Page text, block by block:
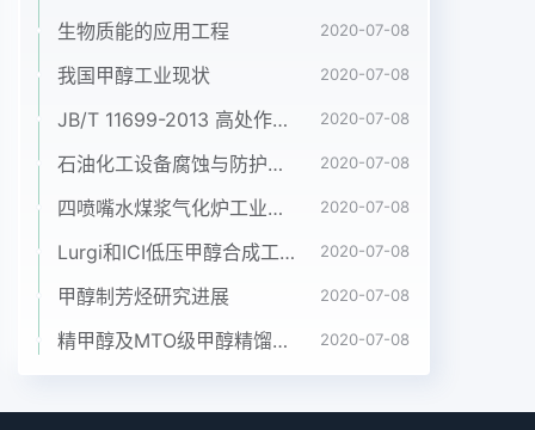
爽](.上接第188页)分析;不利于提高学生发现问题和
解决问题的能力。会效 益充分展现出来了。但在取
得教学效果的同时也存在着-些问随着科学技术的突
飞猛进,各种新型材料也在不断应用于土木杠题:实验
室开放后 ,实验室的管理复杂化;实验室老师和指导老
师的工程中。所以,在原来基本教学实验的基础上，
量短缺,相关政策需要不断的完善等这都需验内容,如:
废弃混凝土的再生利用各种添加剂对混凝土性质的影
挥其作用。获响,各种不同胶凝材料混凝土性质的对
学生自由组合(可不分专业不分年级)实验课[参考文
生物质能的应用工程 2020-07-08
我国甲醇工业现状 2020-07-08
JB/T 11699-2013 高处作业吊篮安装、拆卸、使用技术规程 2020-07-08
石油化工设备腐蚀与防护参考书十本免费下载，绝版珍藏 2020-07-08
四喷嘴水煤浆气化炉工业应用情况简介 2020-07-08
Lurgi和ICI低压甲醇合成工艺比较 2020-07-08
甲醇制芳烃研究进展 2020-07-08
精甲醇及MTO级甲醇精馏工艺技术进展 2020-07-08